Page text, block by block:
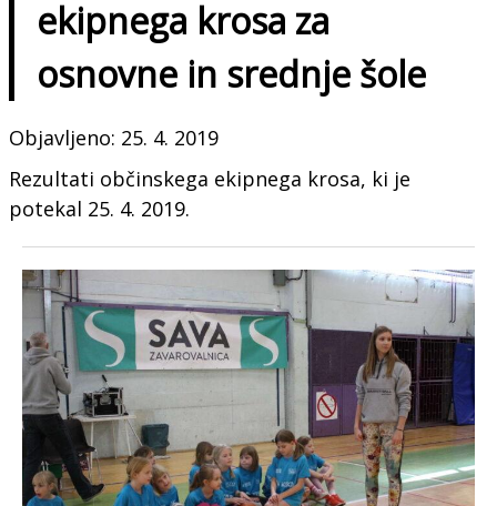
ekipnega krosa za
osnovne in srednje šole
Objavljeno: 25. 4. 2019
Rezultati občinskega ekipnega krosa, ki je
potekal 25. 4. 2019.